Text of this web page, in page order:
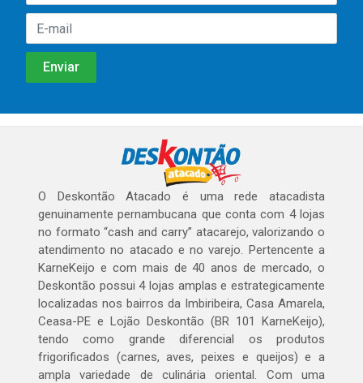
O Deskontão Atacado é uma rede atacadista
genuinamente pernambucana que conta com 4 lojas
no formato “cash and carry” atacarejo, valorizando o
atendimento no atacado e no varejo. Pertencente a
KarneKeijo e com mais de 40 anos de mercado, o
Deskontão possui 4 lojas amplas e estrategicamente
localizadas nos bairros da Imbiribeira, Casa Amarela,
Ceasa-PE e Lojão Deskontão (BR 101 KarneKeijo),
tendo como grande diferencial os produtos
frigorificados (carnes, aves, peixes e queijos) e a
ampla variedade de culinária oriental. Com uma